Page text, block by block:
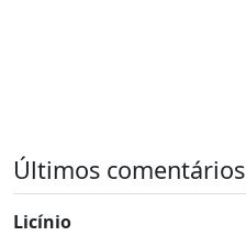
Últimos comentários
Licínio